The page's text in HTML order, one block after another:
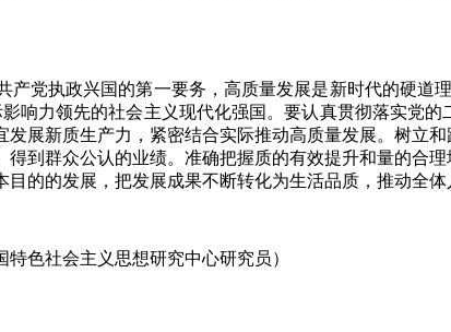
执政兴国的第一要务，高质量发展是新时代的硬道
响力领先的社会主义现代化强国。要认真贯彻落实党
展新质生产力，紧密结合实际推动高质量发展。树立
到群众公认的业绩。准确把握质的有效提升和量的合
的的发展，把发展成果不断转化为生活品质，推动全
色社会主义思想研究中心研究员）